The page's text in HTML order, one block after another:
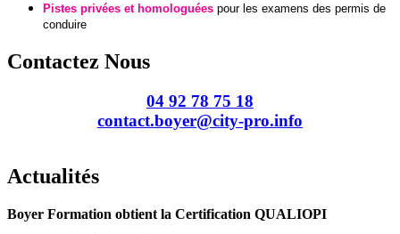
Pistes privées et homologuées pour les examens des permis de
conduire
Contactez Nous
04 92 78 75 18
contact.boyer@city-pro.info
Actualités
Boyer Formation obtient la Certification QUALIOPI